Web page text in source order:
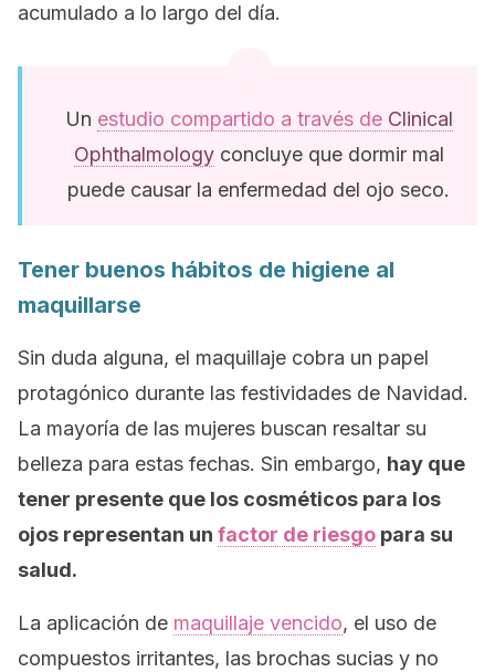
acumulado a lo largo del día.
Un estudio compartido a través de Clinical
Ophthalmologyconcluye que dormir mal
puede causar la enfermedad del ojo seco.
Tener buenos hábitos de higiene al
maquillarse
Sin duda alguna, el maquillaje cobra un papel
protagónico durante las festividades de Navidad.
La mayoría de las mujeres buscan resaltar su
belleza para estas fechas. Sin embargo, hay que
tener presente que los cosméticos para los
ojos representan un factor de riesgo para su
salud.
La aplicación de maquillaje vencido, el uso de
compuestos irritantes, las brochas sucias y no